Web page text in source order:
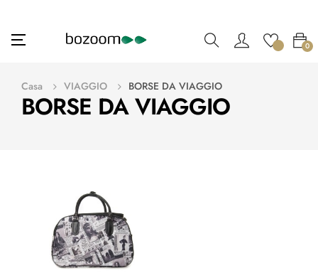
navigazione
☰ 0
BORSE DA VIAGGIO
Casa VIAGGIO BORSE DA VIAGGIO